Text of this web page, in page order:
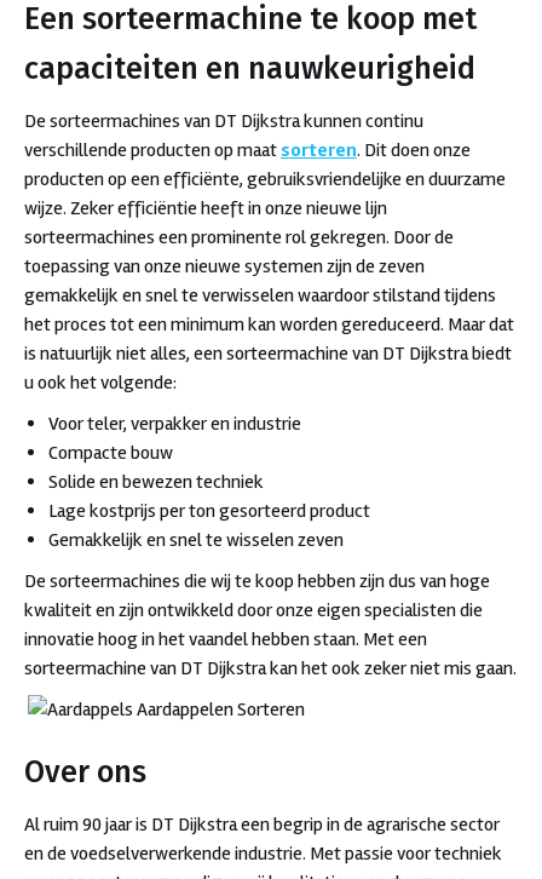
Een sorteermachine te koop met
capaciteiten en nauwkeurigheid
De sorteermachines van DT Dijkstra kunnen continu
verschillende producten op maat sorteren. Dit doen onze
producten op een efficiënte, gebruiksvriendelijke en duurzame
wijze. Zeker efficiëntie heeft in onze nieuwe lijn
sorteermachines een prominente rol gekregen. Door de
toepassing van onze nieuwe systemen zijn de zeven
gemakkelijk en snel te verwisselen waardoor stilstand tijdens
het proces tot een minimum kan worden gereduceerd. Maar dat
is natuurlijk niet alles, een sorteermachine van DT Dijkstra biedt
u ook het volgende:
Voor teler, verpakker en industrie
Compacte bouw
Solide en bewezen techniek
Lage kostprijs per ton gesorteerd product
Gemakkelijk en snel te wisselen zeven
De sorteermachines die wij te koop hebben zijn dus van hoge
kwaliteit en zijn ontwikkeld door onze eigen specialisten die
innovatie hoog in het vaandel hebben staan. Met een
sorteermachine van DT Dijkstra kan het ook zeker niet mis gaan.
Over ons
Al ruim 90 jaar is DT Dijkstra een begrip in de agrarische sector
en de voedselverwerkende industrie. Met passie voor techniek